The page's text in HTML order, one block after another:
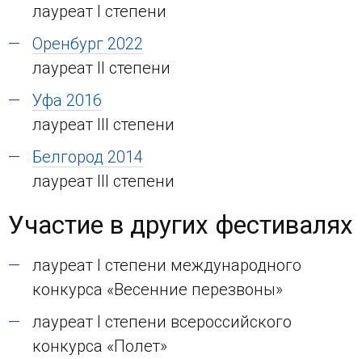
лауреат I степени
Оренбург 2022
лауреат II степени
Уфа 2016
лауреат III степени
Белгород 2014
лауреат III степени
Участие в других фестивалях
лауреат I степени международного
конкурса «Весенние перезвоны»
лауреат I степени всероссийского
конкурса «Полет»